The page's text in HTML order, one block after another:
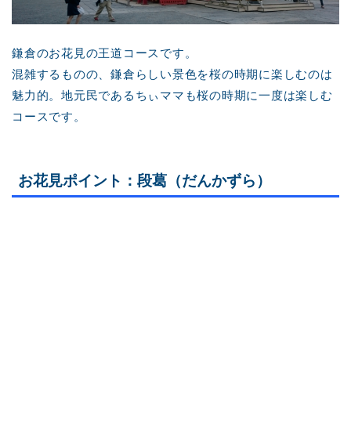
鎌倉のお花見の王道コースです。
混雑するものの、鎌倉らしい景色を桜の時期に楽しむのは
魅力的。地元民であるちぃママも桜の時期に一度は楽しむ
コースです。
お花見ポイント：段葛（だんかずら）